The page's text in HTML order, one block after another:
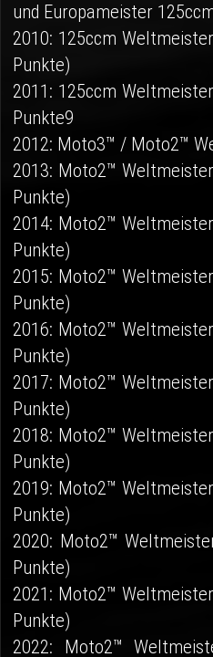
und Europameister
2010: 125ccm
Punkte)
2011: 125ccm
Punkte9
2012: Moto3™ / Moto2™
2013: Moto2™
Punkte)
2014: Moto2™
Punkte)
2015: Moto2™
Punkte)
2016: Moto2™
Punkte)
2017: Moto2™
Punkte)
2018: Moto2™
Punkte)
2019: Moto2™
Punkte)
2020: Moto2™
Punkte)
2021: Moto2™
Punkte)
2022: Moto2™